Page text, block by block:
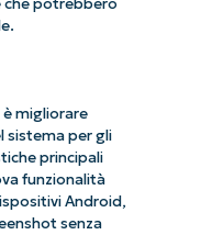
che potrebbero
migliorare
sistema per gli
principali
funzionalità
Android,
senza